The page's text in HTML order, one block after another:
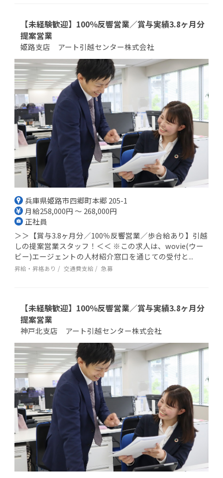
【未経験歓迎】100％反響営業／賞与実績3.8ヶ月分
提案営業
姫路支店 アート引越センター株式会社
兵庫県姫路市四郷町本郷 205-1
月給258,000円 ～ 268,000円
正社員
＞＞【賞与3.8ヶ月分／100％反響営業／歩合給あり】引越
しの提案営業スタッフ！＜＜ ※この求人は、wovie(ウー
ビー)エージェントの人材紹介窓口を通じての受付と...
昇給・昇格あり 交通費支給 急募
【未経験歓迎】100％反響営業／賞与実績3.8ヶ月分
提案営業
神戸北支店 アート引越センター株式会社